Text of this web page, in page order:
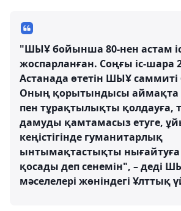
"ШЫҰ бойынша 80-нен астам
жоспарланған. Соңғы іс-шара
Астанада өтетін ШЫҰ
Оның қорытындысы аймақта
пен тұрақтылықты қолдауға,
дамуды қамтамасыз етуге,
кеңістігінде гуманитарлық
ынтымақтастықты нығайтуға
қосады деп сенемін", – деді
мәселелері жөніндегі Ұлттық